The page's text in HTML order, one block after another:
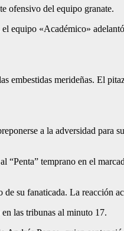
ofensivo del equipo granate.
equipo «Académico»
embestidas merideñas. El
a la adversidad para
temprano en el
su fanaticada. La reacción
las tribunas al minuto 17.